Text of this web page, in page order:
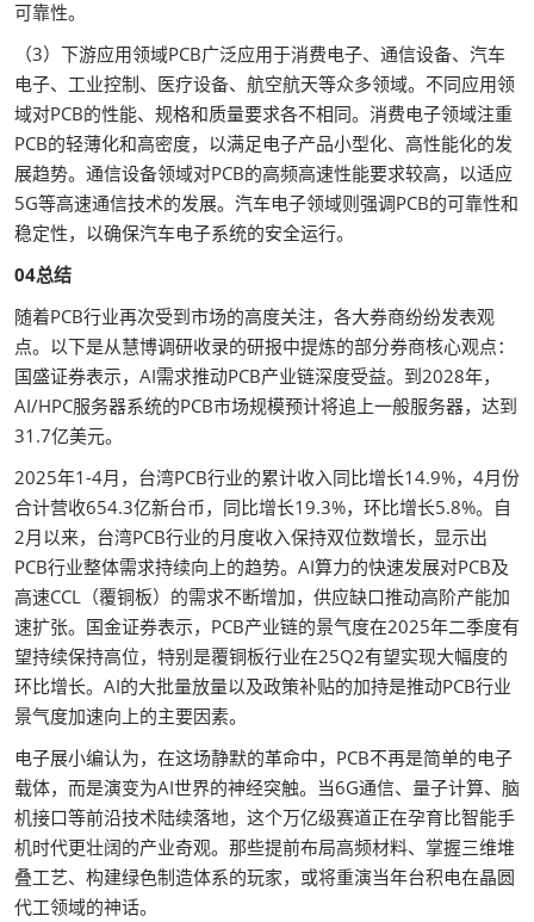
可靠性。
（3）下游应用领域PCB广泛应用于消费电子、通信设备、汽车
电子、工业控制、医疗设备、航空航天等众多领域。不同应用领
域对PCB的性能、规格和质量要求各不相同。消费电子领域注重
PCB的轻薄化和高密度，以满足电子产品小型化、高性能化的发
展趋势。通信设备领域对PCB的高频高速性能要求较高，以适应
5G等高速通信技术的发展。汽车电子领域则强调PCB的可靠性和
稳定性，以确保汽车电子系统的安全运行。
04总结
随着PCB行业再次受到市场的高度关注，各大券商纷纷发表观
点。以下是从慧博调研收录的研报中提炼的部分券商核心观点：
国盛证券表示，AI需求推动PCB产业链深度受益。到2028年，
AI/HPC服务器系统的PCB市场规模预计将追上一般服务器，达到
31.7亿美元。
2025年1-4月，台湾PCB行业的累计收入同比增长14.9%，4月份
合计营收654.3亿新台币，同比增长19.3%，环比增长5.8%。自
2月以来，台湾PCB行业的月度收入保持双位数增长，显示出
PCB行业整体需求持续向上的趋势。AI算力的快速发展对PCB及
高速CCL（覆铜板）的需求不断增加，供应缺口推动高阶产能加
速扩张。国金证券表示，PCB产业链的景气度在2025年二季度有
望持续保持高位，特别是覆铜板行业在25Q2有望实现大幅度的
环比增长。AI的大批量放量以及政策补贴的加持是推动PCB行业
景气度加速向上的主要因素。
电子展小编认为，在这场静默的革命中，PCB不再是简单的电子
载体，而是演变为AI世界的神经突触。当6G通信、量子计算、脑
机接口等前沿技术陆续落地，这个万亿级赛道正在孕育比智能手
机时代更壮阔的产业奇观。那些提前布局高频材料、掌握三维堆
叠工艺、构建绿色制造体系的玩家，或将重演当年台积电在晶圆
代工领域的神话。